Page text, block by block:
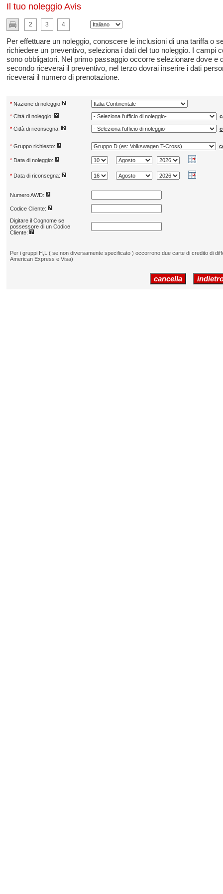
Il tuo noleggio Avis
2 3 4
Per effettuare un noleggio, conoscere le inclusioni di una tariffa o
richiedere un preventivo, seleziona i dati del tuo noleggio. I campi
sono obbligatori. Nel primo passaggio occorre selezionare dove e
secondo riceverai il preventivo, nel terzo dovrai inserire i dati
riceverai il numero di prenotazione.
* Nazione di noleggio
* Città di noleggio:
* Città di riconsegna:
* Gruppo richiesto:
* Data di noleggio:
* Data di riconsegna:
Numero AWD:
Codice Cliente:
Digitare il Cognome se
possessore di un Codice
Cliente:
Per i gruppi H,L ( se non diversamente specificato ) occorrono due carte di credito di
American Express e Visa)